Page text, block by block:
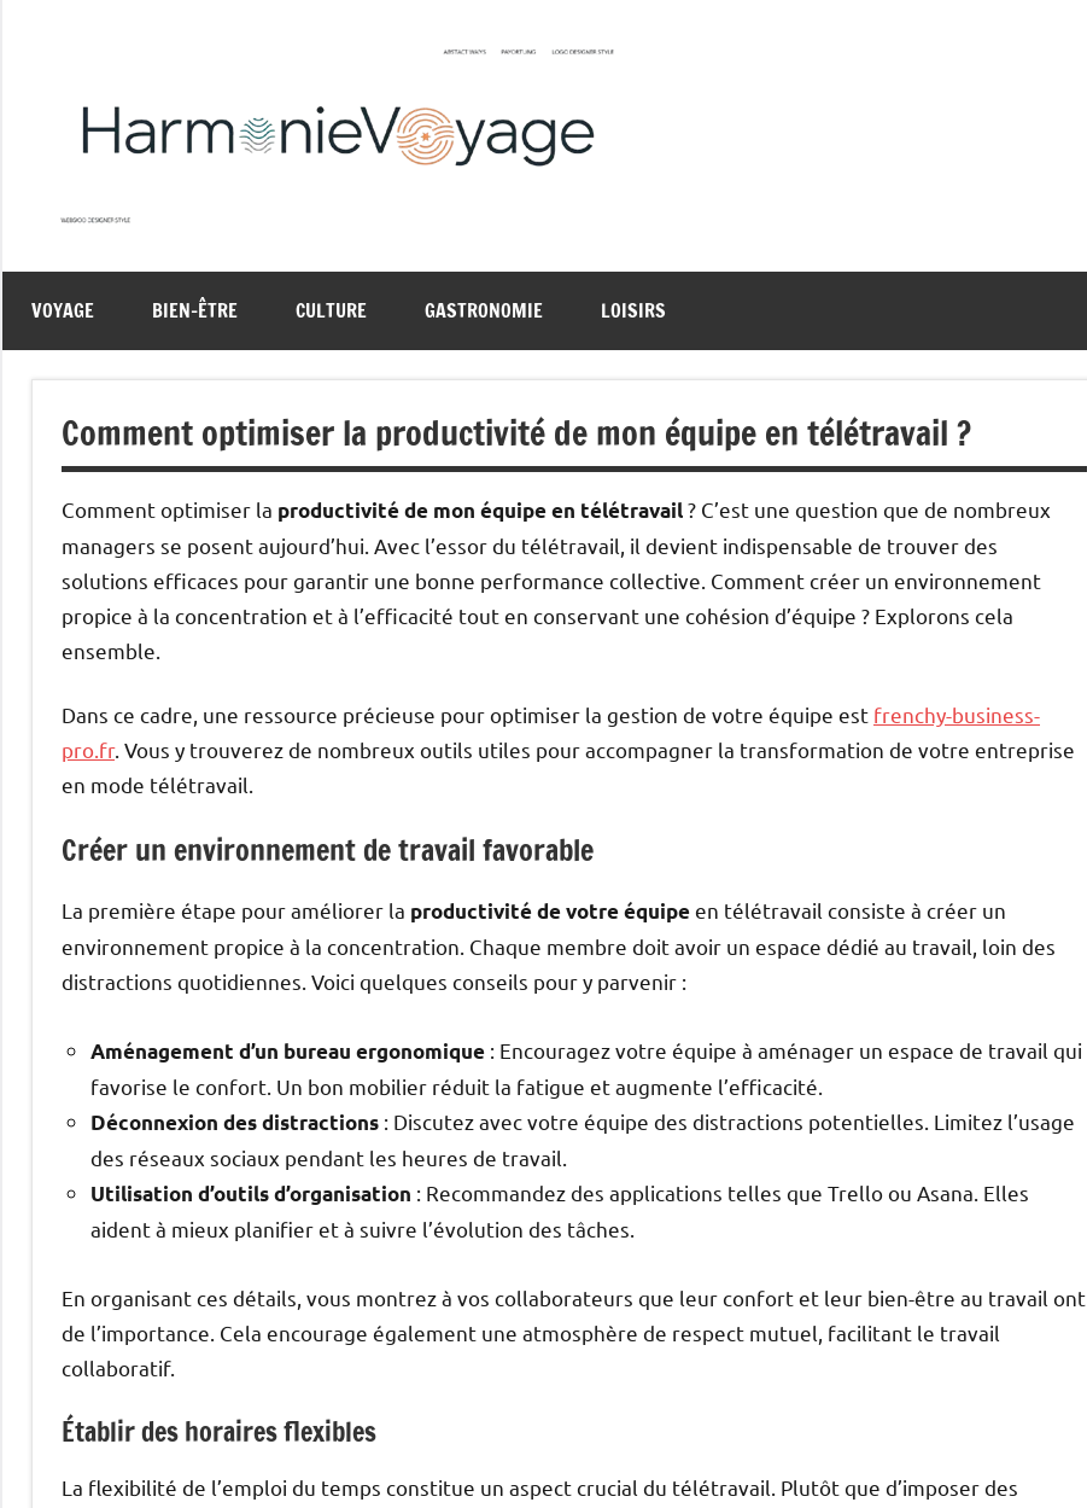
VOYAGE BIEN-ÊTRE CULTURE GASTRONOMIE LOISIRS
Comment optimiser la productivité de mon équipe en télétravail ?
Comment optimiser la productivité de mon équipe en télétravail? C’est une question que de nombreux
managers se posent aujourd’hui. Avec l’essor du télétravail, il devient indispensable de trouver des
solutions efficaces pour garantir une bonne performance collective. Comment créer un environnement
propice à la concentration et à l’efficacité tout en conservant une cohésion d’équipe ? Explorons cela
ensemble.
Dans ce cadre, une ressource précieuse pour optimiser la gestion de votre équipe est frenchy-business-
pro.fr. Vous y trouverez de nombreux outils utiles pour accompagner la transformation de votre entreprise
en mode télétravail.
Créer un environnement de travail favorable
La première étape pour améliorer la productivité de votre équipeen télétravail consiste à créer un
environnement propice à la concentration. Chaque membre doit avoir un espace dédié au travail, loin des
distractions quotidiennes. Voici quelques conseils pour y parvenir :
Aménagement d’un bureau ergonomique : Encouragez votre équipe à aménager un espace de travail qui
favorise le confort. Un bon mobilier réduit la fatigue et augmente l’efficacité.
Déconnexion des distractions : Discutez avec votre équipe des distractions potentielles. Limitez l’usage
des réseaux sociaux pendant les heures de travail.
Utilisation d’outils d’organisation : Recommandez des applications telles que Trello ou Asana. Elles
aident à mieux planifier et à suivre l’évolution des tâches.
En organisant ces détails, vous montrez à vos collaborateurs que leur confort et leur bien-être au travail ont
de l’importance. Cela encourage également une atmosphère de respect mutuel, facilitant le travail
collaboratif.
Établir des horaires flexibles
La flexibilité de l’emploi du temps constitue un aspect crucial du télétravail. Plutôt que d’imposer des